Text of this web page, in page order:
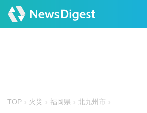
TOP 火災 福岡県 北九州市